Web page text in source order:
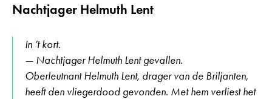
Nachtjager Helmuth Lent
In ’t kort.
— Nachtjager Helmuth Lent gevallen.
Oberleutnant Helmuth Lent, drager van de Briljanten,
heeft den vliegerdood gevonden. Met hem verliest het